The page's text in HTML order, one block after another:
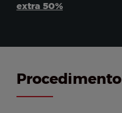
extra 50%
Procedimento